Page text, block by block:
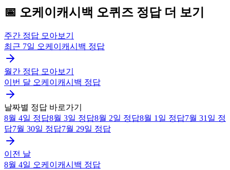
📅 오케이캐시백 오퀴즈 정답 더 보기
주간 정답 모아보기
최근 7일 오케이캐시백 정답
월간 정답 모아보기
이번 달 오케이캐시백 정답
날짜별 정답 바로가기
8월 4일 정답8월 3일 정답8월 2일 정답8월 1일 정답7월 31일 정
답7월 30일 정답7월 29일 정답
이전 날
8월 4일 오케이캐시백 정답